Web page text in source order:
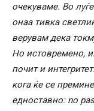
очекуваме. Во
онаа тивка
верувам дека
Но истовремено,
почит и
кога ќе се
едноставно: no